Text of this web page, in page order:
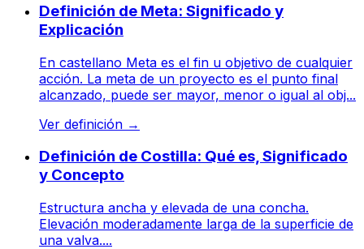
Definición de Meta: Significado y
Explicación
En castellano Meta es el fin u objetivo de cualquier
acción. La meta de un proyecto es el punto final
alcanzado, puede ser mayor, menor o igual al obj...
Ver definición →
Definición de Costilla: Qué es, Significado
y Concepto
Estructura ancha y elevada de una concha.
Elevación moderadamente larga de la superficie de
una valva....